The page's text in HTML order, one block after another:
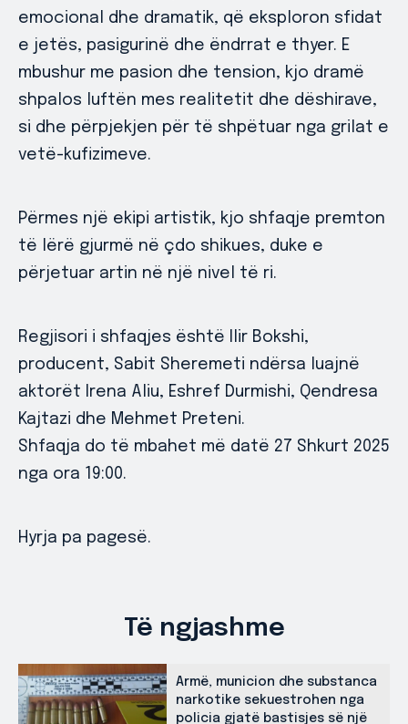
emocional dhe dramatik, që eksploron sfidat
e jetës, pasigurinë dhe ëndrrat e thyer. E
mbushur me pasion dhe tension, kjo dramë
shpalos luftën mes realitetit dhe dëshirave,
si dhe përpjekjen për të shpëtuar nga grilat e
vetë-kufizimeve.
Përmes një ekipi artistik, kjo shfaqje premton
të lërë gjurmë në çdo shikues, duke e
përjetuar artin në një nivel të ri.
Regjisori i shfaqjes është Ilir Bokshi,
producent, Sabit Sheremeti ndërsa luajnë
aktorët Irena Aliu, Eshref Durmishi, Qendresa
Kajtazi dhe Mehmet Preteni.
Shfaqja do të mbahet më datë 27 Shkurt 2025
nga ora 19:00.
Hyrja pa pagesë.
Të ngjashme
Armë, municion dhe substanca
narkotike sekuestrohen nga
policia gjatë bastisjes së një